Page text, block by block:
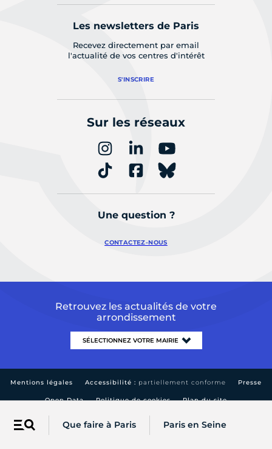
Menu Que faire à Paris Paris en Seine
Les newsletters de Paris
Recevez directement par email
l'actualité de vos centres d'intérêt
S'INSCRIRE
Sur les réseaux
Une question ?
CONTACTEZ-NOUS
Retrouvez les actualités de votre
arrondissement
Mentions légales Accessibilité : partiellement conforme Presse
Open Data Politique de cookies Plan du site